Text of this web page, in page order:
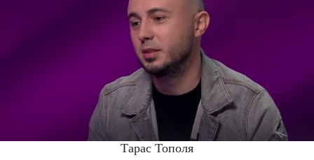
Тарас Тополя